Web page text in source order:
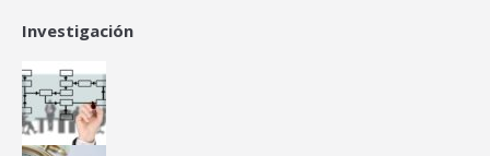
Investigación